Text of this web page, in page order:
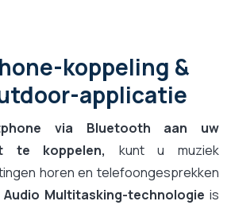
koppeling &
applicatie
via Bluetooth aan uw
te koppelen,
kunt u muziek
horen en telefoongesprekken
Audio Multitasking-technologie is